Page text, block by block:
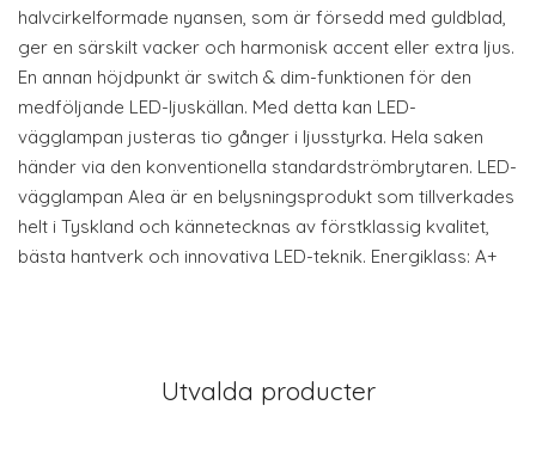
halvcirkelformade nyansen, som är försedd med guldblad,
ger en särskilt vacker och harmonisk accent eller extra ljus.
En annan höjdpunkt är switch & dim-funktionen för den
medföljande LED-ljuskällan. Med detta kan LED-
vägglampan justeras tio gånger i ljusstyrka. Hela saken
händer via den konventionella standardströmbrytaren. LED-
vägglampan Alea är en belysningsprodukt som tillverkades
helt i Tyskland och kännetecknas av förstklassig kvalitet,
bästa hantverk och innovativa LED-teknik. Energiklass: A+
Utvalda producter